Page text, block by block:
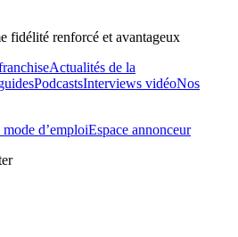
fidélité renforcé et avantageux
Actualités de la
PodcastsInterviews vidéoNos
d’emploiEspace annonceur